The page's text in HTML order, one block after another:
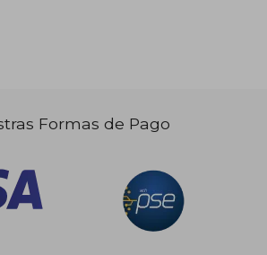
$ 167.951
Formas de Pago